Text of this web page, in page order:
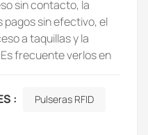
:
Pulseras RFID